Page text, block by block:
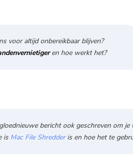
voor altijd onbereikbaar blijven?
en hoe werkt het?
bericht ook geschreven om je
is Mac File Shredderis en hoe het te